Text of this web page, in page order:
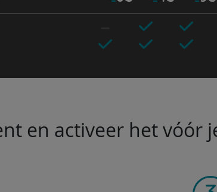
en activeer het vóór